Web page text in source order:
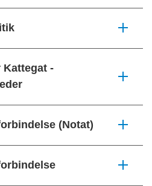
Kattegat -
(Notat)